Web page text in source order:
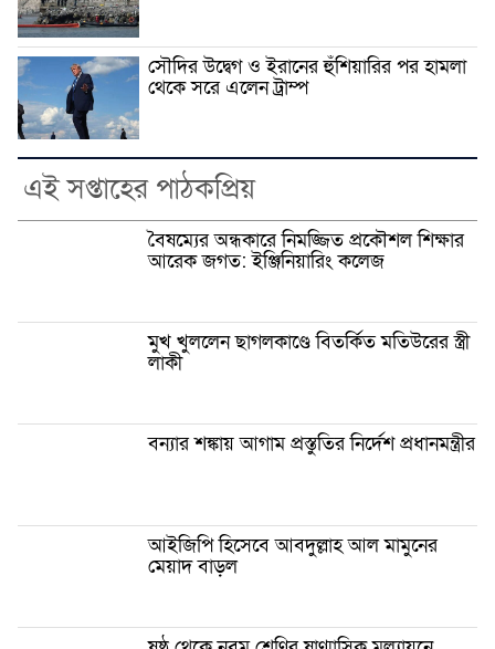
সৌদির উদ্বেগ ও ইরানের হুঁশিয়ারির পর হামলা
থেকে সরে এলেন ট্রাম্প
এই সপ্তাহের পাঠকপ্রিয়
বৈষম্যের অন্ধকারে নিমজ্জিত প্রকৌশল শিক্ষার
আরেক জগত: ইঞ্জিনিয়ারিং কলেজ
মুখ খুললেন ছাগলকাণ্ডে বিতর্কিত মতিউরের স্ত্রী
লাকী
বন্যার শঙ্কায় আগাম প্রস্তুতির নির্দেশ প্রধানমন্ত্রীর
আইজিপি হিসেবে আবদুল্লাহ আল মামুনের
মেয়াদ বাড়ল